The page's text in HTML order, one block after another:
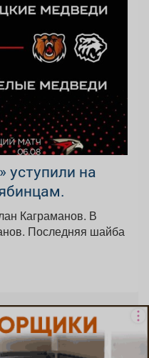
уступили на
Каграманов. В
Последняя шайба